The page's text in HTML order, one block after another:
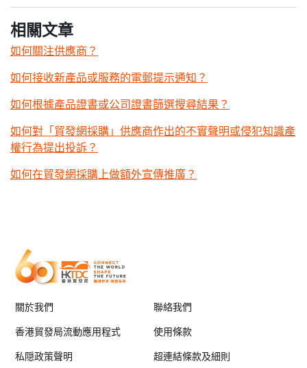
相關文章
如何關注供應商？
如何接收新產品或服務的電郵提示通知？
如何根據產品證書或公司證書篩選搜尋結果？
如何對「貿發網採購」供應商作出的不實聲明或侵犯知識產
權行為提出投訴？
如何在貿發網採購上做額外宣傳推廣？
關於我們 聯絡我們
香港貿發局流動應用程式 使用條款
私隠政策聲明 超連結條款及細則